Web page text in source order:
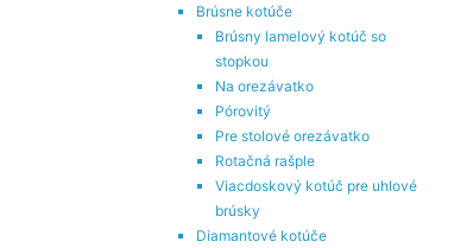
Brúsne kotúče
Brúsny lamelový kotúč so
stopkou
Na orezávatko
Pórovitý
Pre stolové orezávatko
Rotačná rašple
Viacdoskový kotúč pre uhlové
brúsky
Diamantové kotúče